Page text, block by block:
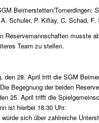
Beimerstetten/
Schuler, P. Kiflay, C. Schad, F.
Reservemannschaften musste
Team zu stellen.
den 28. April tritt die SGM
Begegnung der beiden
25. April trifft die
ist hierbei 18.30 Uhr.
sich über zahlreiche